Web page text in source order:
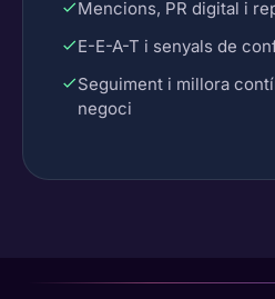
Mencions, PR digital i
E-E-A-T i senyals de
Seguiment i millora
negoci